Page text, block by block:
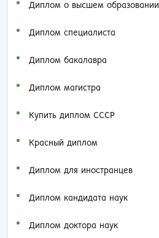
Диплом о высшем образовании
Диплом специалиста
Диплом бакалавра
Диплом магистра
Купить диплом СССР
Красный диплом
Диплом для иностранцев
Диплом кандидата наук
Диплом доктора наук